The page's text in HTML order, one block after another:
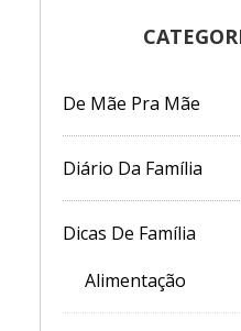
De Mãe Pra Mãe
Diário Da Família
Dicas De Família
Alimentação